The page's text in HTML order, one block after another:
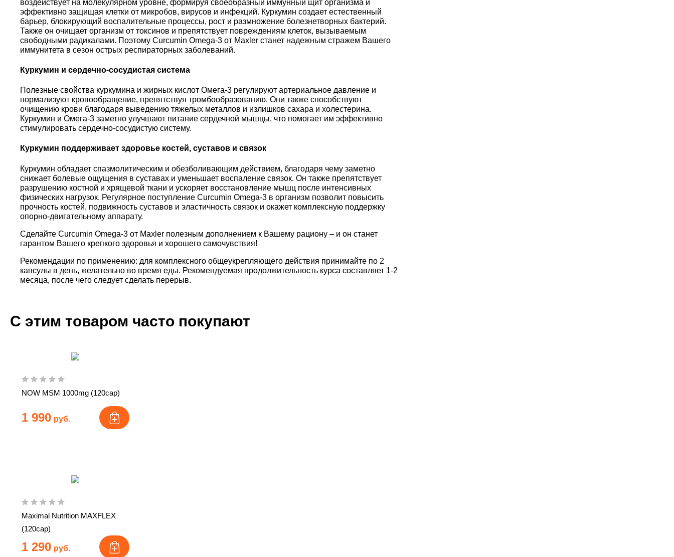
воздействует на молекулярном уровне, формируя своеобразный иммунный щит организма и
эффективно защищая клетки от микробов, вирусов и инфекций. Куркумин создает естественный
барьер, блокирующий воспалительные процессы, рост и размножение болезнетворных бактерий.
Также он очищает организм от токсинов и препятствует повреждениям клеток, вызываемым
свободными радикалами. Поэтому Curcumin Omega-3 от Maxler станет надежным стражем Вашего
иммунитета в сезон острых респираторных заболеваний.
Куркумин и сердечно-сосудистая система
Полезные свойства куркумина и жирных кислот Омега-3 регулируют артериальное давление и
нормализуют кровообращение, препятствуя тромбообразованию. Они также способствуют
очищению крови благодаря выведению тяжелых металлов и излишков сахара и холестерина.
Куркумин и Омега-3 заметно улучшают питание сердечной мышцы, что помогает им эффективно
стимулировать сердечно-сосудистую систему.
Куркумин поддерживает здоровье костей, суставов и связок
Куркумин обладает спазмолитическим и обезболивающим действием, благодаря чему заметно
снижает болевые ощущения в суставах и уменьшает воспаление связок. Он также препятствует
разрушению костной и хрящевой ткани и ускоряет восстановление мышц после интенсивных
физических нагрузок. Регулярное поступление Curcumin Omega-3 в организм позволит повысить
прочность костей, подвижность суставов и эластичность связок и окажет комплексную поддержку
опорно-двигательному аппарату.
Сделайте Curcumin Omega-3 от Maxler полезным дополнением к Вашему рациону – и он станет
гарантом Вашего крепкого здоровья и хорошего самочувствия!
Рекомендации по применению: для комплексного общеукрепляющего действия принимайте по 2
капсулы в день, желательно во время еды. Рекомендуемая продолжительность курса составляет 1-2
месяца, после чего следует сделать перерыв.
С этим товаром часто покупают
NOW MSM 1000mg (120cap)
1 990 руб.
Maximal Nutrition MAXFLEX
(120cap)
1 290 руб.